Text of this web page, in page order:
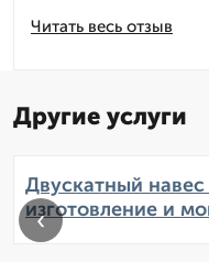
Читать весь отзыв
Другие услуги
Двускатный
изготовление и
‹